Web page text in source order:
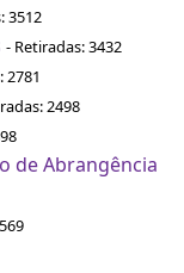
3512
- Retiradas: 3432
2781
2498
de Abrangência